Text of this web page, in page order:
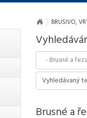
BRUSIVO,
Brusné a